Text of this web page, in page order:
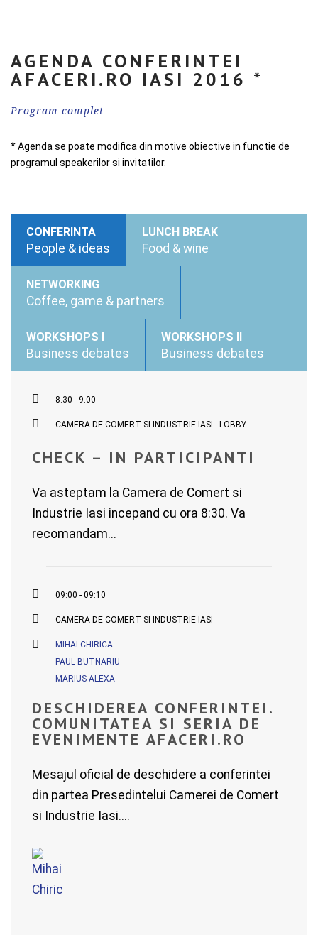
AGENDA CONFERINTEI
AFACERI.RO IASI 2016 *
Program complet
* Agenda se poate modifica din motive obiective in functie de
programul speakerilor si invitatilor.
CONFERINTA
People & ideas
LUNCH BREAK
Food & wine
NETWORKING
Coffee, game & partners
WORKSHOPS I
Business debates
WORKSHOPS II
Business debates
8:30 - 9:00
CAMERA DE COMERT SI INDUSTRIE IASI - LOBBY
CHECK – IN PARTICIPANTI
Va asteptam la Camera de Comert si
Industrie Iasi incepand cu ora 8:30. Va
recomandam...
09:00 - 09:10
CAMERA DE COMERT SI INDUSTRIE IASI
MIHAI CHIRICA
PAUL BUTNARIU
MARIUS ALEXA
DESCHIDEREA CONFERINTEI.
COMUNITATEA SI SERIA DE
EVENIMENTE AFACERI.RO
Mesajul oficial de deschidere a conferintei
din partea Presedintelui Camerei de Comert
si Industrie Iasi....